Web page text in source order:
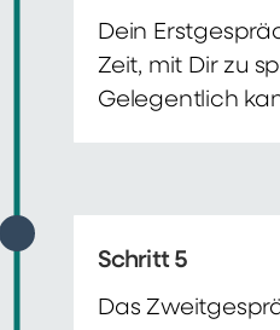
Dein
Zeit, mit Dir zu
Gelegentlich
Schritt 5
Das